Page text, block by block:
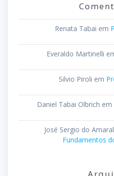
Renata Tabai em
Everaldo Martinelli
Silvio Piroli em
Daniel Tabai Olbrich em
José Sergio do
Fundamentos